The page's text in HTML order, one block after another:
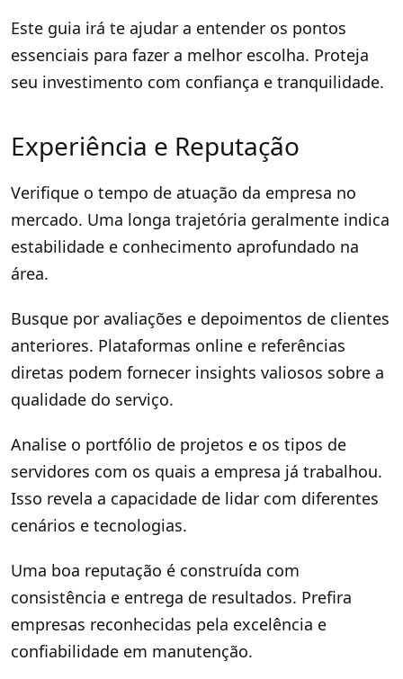
Este guia irá te ajudar a entender os pontos
essenciais para fazer a melhor escolha. Proteja
seu investimento com confiança e tranquilidade.
Experiência e Reputação
Verifique o tempo de atuação da empresa no
mercado. Uma longa trajetória geralmente indica
estabilidade e conhecimento aprofundado na
área.
Busque por avaliações e depoimentos de clientes
anteriores. Plataformas online e referências
diretas podem fornecer insights valiosos sobre a
qualidade do serviço.
Analise o portfólio de projetos e os tipos de
servidores com os quais a empresa já trabalhou.
Isso revela a capacidade de lidar com diferentes
cenários e tecnologias.
Uma boa reputação é construída com
consistência e entrega de resultados. Prefira
empresas reconhecidas pela excelência e
confiabilidade em manutenção.